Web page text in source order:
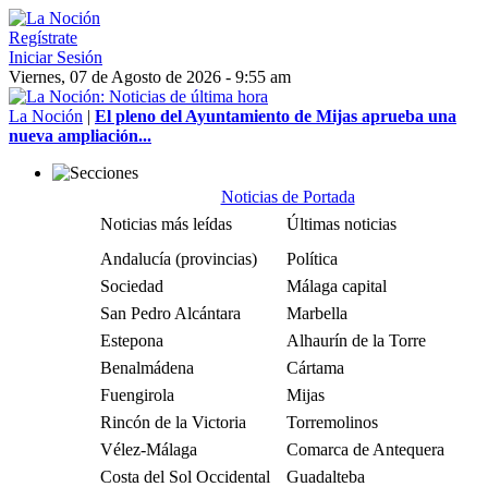
Regístrate
Iniciar Sesión
Viernes, 07 de Agosto de 2026 - 9:55 am
La Noción | El pleno del Ayuntamiento de Mijas aprueba una
nueva ampliación...
Noticias de Portada
Noticias más leídas
Últimas noticias
Andalucía (provincias)
Política
Sociedad
Málaga capital
San Pedro Alcántara
Marbella
Estepona
Alhaurín de la Torre
Benalmádena
Cártama
Fuengirola
Mijas
Rincón de la Victoria
Torremolinos
Vélez-Málaga
Comarca de Antequera
Costa del Sol Occidental
Guadalteba